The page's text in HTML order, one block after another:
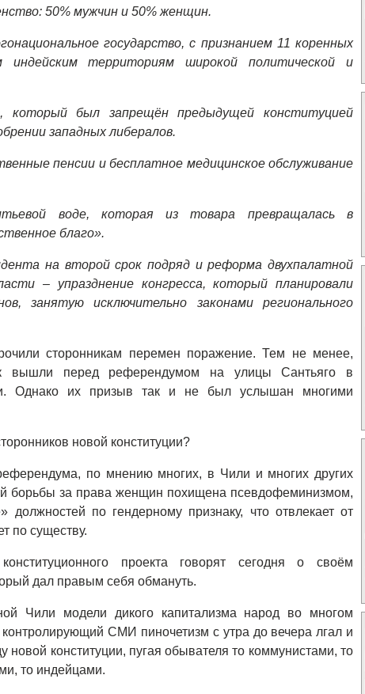
50% мужчин и 50% женщин.
государство, с признанием 11 коренных
индейским территориям широкой политической и
был запрещён предыдущей конституцией
западных либералов.
пенсии и бесплатное медицинское обслуживание
воде, которая из товара превращалась в
благо».
на второй срок подряд и реформа двухпалатной
– упразднение конгресса, который планировали
занятую исключительно законами регионального
сторонникам перемен поражение. Тем не менее,
вышли перед референдумом на улицы Сантьяго в
Однако их призыв так и не был услышан многими
новой конституции?
по мнению многих, в Чили и многих других
борьбы за права женщин похищена псевдофеминизмом,
должностей по гендерному признаку, что отвлекает от
по существу.
проекта говорят сегодня о своём
дал правым себя обмануть.
Чили модели дикого капитализма народ во многом
СМИ пиночетизм с утра до вечера лгал и
новой конституции, пугая обывателя то коммунистами, то
то индейцами.